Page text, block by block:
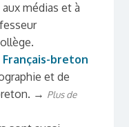
médias et à
breton
et de
→ Plus de